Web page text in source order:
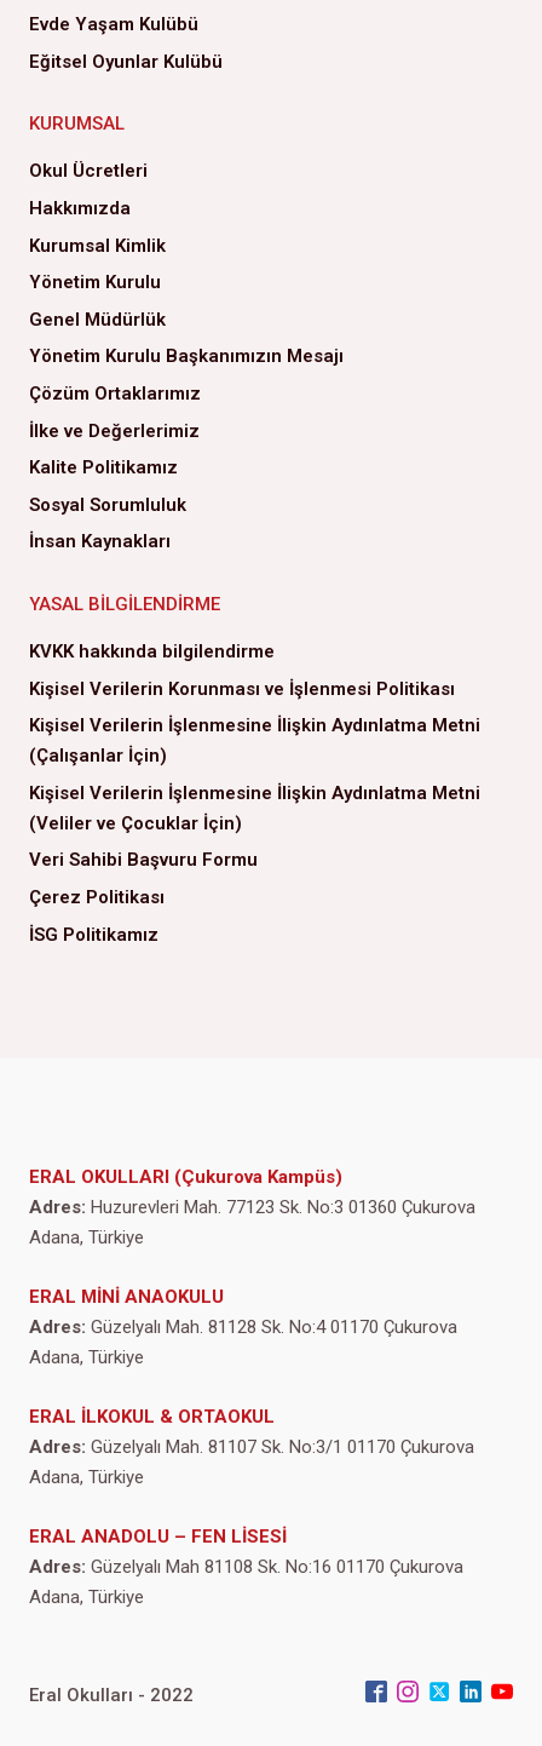
Evde Yaşam Kulübü
Eğitsel Oyunlar Kulübü
KURUMSAL
Okul Ücretleri
Hakkımızda
Kurumsal Kimlik
Yönetim Kurulu
Genel Müdürlük
Yönetim Kurulu Başkanımızın Mesajı
Çözüm Ortaklarımız
İlke ve Değerlerimiz
Kalite Politikamız
Sosyal Sorumluluk
İnsan Kaynakları
YASAL BILGILENDIRME
KVKK hakkında bilgilendirme
Kişisel Verilerin Korunması ve İşlenmesi Politikası
Kişisel Verilerin İşlenmesine İlişkin Aydınlatma Metni
(Çalışanlar İçin)
Kişisel Verilerin İşlenmesine İlişkin Aydınlatma Metni
(Veliler ve Çocuklar İçin)
Veri Sahibi Başvuru Formu
Çerez Politikası
İSG Politikamız
ERAL OKULLARI (Çukurova Kampüs)
Adres: Huzurevleri Mah. 77123 Sk. No:3 01360 Çukurova
Adana, Türkiye
ERAL MİNİ ANAOKULU
Adres: Güzelyalı Mah. 81128 Sk. No:4 01170 Çukurova
Adana, Türkiye
ERAL İLKOKUL & ORTAOKUL
Adres: Güzelyalı Mah. 81107 Sk. No:3/1 01170 Çukurova
Adana, Türkiye
ERAL ANADOLU – FEN LİSESİ
Adres: Güzelyalı Mah 81108 Sk. No:16 01170 Çukurova
Adana, Türkiye
Eral Okulları - 2022